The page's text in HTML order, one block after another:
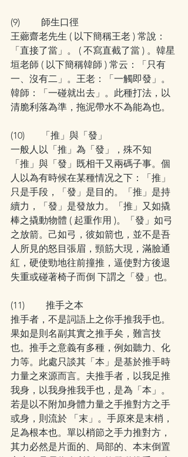
(9)         師生口徑
王薌齋老先生 ( 以下簡稱王老 ) 常說：
「直接了當」。 ( 不寫直截了當 ) 。韓星
垣老師 ( 以下簡稱韓師 ) 常云：「只有
一、沒有二」。王老：「一觸即發」。
韓師：「一碰就出去」。此種打法，以
清脆利落為準，拖泥帶水不為能為也。
(10)       「推」與「發」
一般人以「推」為「發」，殊不知
「推」與「發」既相干又兩碼子事。個
人以為有時候在某種情况之下：「推」
只是手段，「發」是目的。「推」是持
續力，「發」是發放力。「推」又如撬
棒之撬動物體 ( 起重作用 )。「發」如弓
之放箭。己如弓，彼如箭也，並不是吾
人所見的怒目張眉，頸筋大現，滿臉通
紅，硬使勁地往前撞推，逼使對方後退
失重或碰著椅子而倒 下謂之「發」也。
(11)         推手之本
推手者，不是詞語上之你手推我手也。
果如是則名副其實之推手矣，難言技
也。推手之意義有多種，例如聽力、化
力等。此處只談其「本」是基於推手時
力量之來源而言。夫推手者，以我足推
我身，以我身推我手也，是為「本」。
若是以不附加身體力量之手推對方之手
或身，則流於 「末」。手原來是末梢，
足為根本也。單以梢節之手力推對方，
其力必然是片面的、局部的、本末倒置